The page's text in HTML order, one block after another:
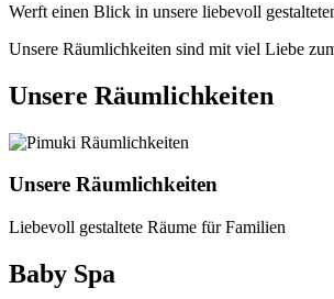
Werft einen Blick in unsere liebevoll
Unsere Räumlichkeiten sind mit viel Liebe
Unsere Räumlichkeiten
Unsere Räumlichkeiten
Liebevoll gestaltete Räume für Familien
Baby Spa